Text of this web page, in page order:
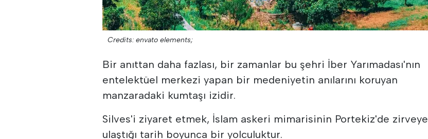
Credits: envato elements;
Bir anıttan daha fazlası, bir zamanlar bu şehri İber Yarımadası'nın
entelektüel merkezi yapan bir medeniyetin anılarını koruyan
manzaradaki kumtaşı izidir.
Silves'i ziyaret etmek, İslam askeri mimarisinin Portekiz'de zirveye
ulaştığı tarih boyunca bir yolculuktur.